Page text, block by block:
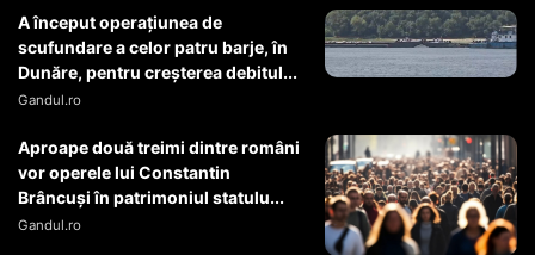
A început operaţiunea de
scufundare a celor patru barje, în
Dunăre, pentru creşterea debitul...
Gandul.ro
Aproape două treimi dintre români
vor operele lui Constantin
Brâncuși în patrimoniul statulu...
Gandul.ro